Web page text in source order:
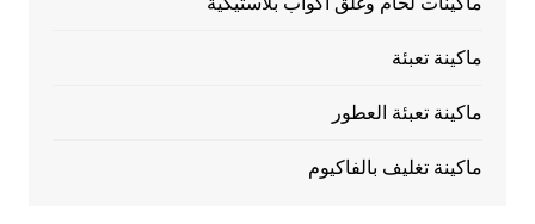
ماكينة تعبئة
ماكينة تعبئة العطور
ماكينة تغليف بالفاكيوم